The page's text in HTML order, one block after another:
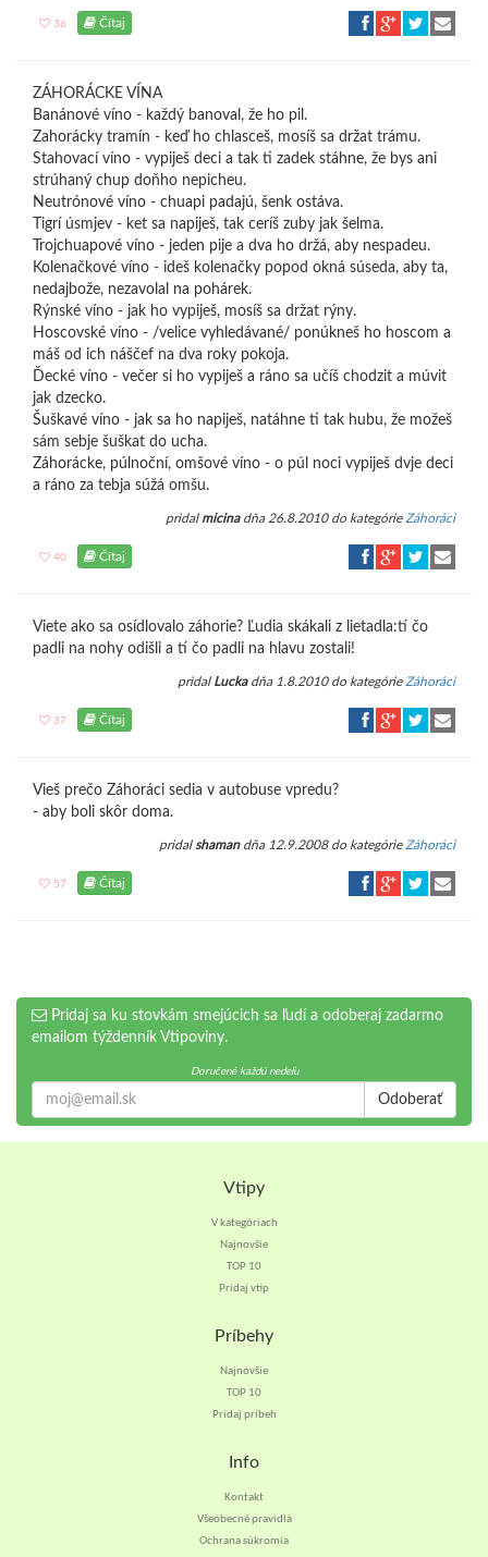
36 Čítaj
ZÁHORÁCKE VÍNA
Banánové víno - každý banoval, že ho pil.
Zahorácky tramín - keď ho chlasceš, mosíš sa držat trámu.
Stahovací víno - vypiješ deci a tak ti zadek stáhne, že bys ani
strúhaný chup doňho nepicheu.
Neutrónové víno - chuapi padajú, šenk ostáva.
Tigrí úsmjev - ket sa napiješ, tak ceríš zuby jak šelma.
Trojchuapové víno - jeden pije a dva ho držá, aby nespadeu.
Kolenačkové víno - ideš kolenačky popod okná súseda, aby ta,
nedajbože, nezavolal na pohárek.
Rýnské víno - jak ho vypiješ, mosíš sa držat rýny.
Hoscovské víno - /velice vyhledávané/ ponúkneš ho hoscom a
máš od ich náščef na dva roky pokoja.
Ďecké víno - večer si ho vypiješ a ráno sa učíš chodzit a múvit
jak dzecko.
Šuškavé víno - jak sa ho napiješ, natáhne ti tak hubu, že možeš
sám sebje šuškat do ucha.
Záhorácke, púlnoční, omšové víno - o púl noci vypiješ dvje deci
a ráno za tebja súžá omšu.
pridal micinadňa 26.8.2010 do kategórie Záhoráci
40 Čítaj
Viete ako sa osídlovalo záhorie? Ľudia skákali z lietadla:tí čo
padli na nohy odišli a tí čo padli na hlavu zostali!
pridal Luckadňa 1.8.2010 do kategórie Záhoráci
37 Čítaj
Vieš prečo Záhoráci sedia v autobuse vpredu?
- aby boli skôr doma.
pridal shamandňa 12.9.2008 do kategórie Záhoráci
57 Čítaj
Pridaj sa ku stovkám smejúcich sa ľudí a odoberaj zadarmo
emailom týždenník Vtipoviny.
Doručené každú nedeľu
Odoberať
Vtipy
V kategóriach
Najnovšie
TOP 10
Pridaj vtip
Príbehy
Najnovšie
TOP 10
Pridaj príbeh
Info
Kontakt
Všeobecné pravidlá
Ochrana súkromia